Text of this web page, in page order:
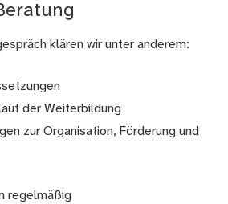
klären wir unter anderem:
der Weiterbildung
zur Organisation, Förderung und
regelmäßig